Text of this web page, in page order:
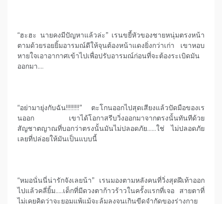
“ฮะฮะ นายคงมีปัญหาแล้วล่ะ” เรนขยี้หัวของชายหนุ่มตรงหน้า
ตามด้วยรอยยิ้มอารมณ์ดีให้จุนต้องหน้าแดงยิ่งกว่าเก่า เขาหอบ
หายใจเอาอากาศเข้าไปเพื่อปรับอารมณ์ก่อนที่จะต้องระเบิดมัน
ออกมา….
“อย่ามายุ่งกับฉัน!!!!!!!!!” ตะโกนออกไปสุดเสียงแล้วปัดมือของเร
นออก เขาได้โอกาสรีบวิ่งออกมาจากตรงนั้นทันทีด้วย
สัญชาตญาณที่บอกว่าตรงนั้นมันไม่ปลอดภัย……ใช่ ไม่ปลอดภัย
เลยที่ปล่อยให้มันเป็นแบบนี้
“หมอนั่นนี่น่ารักจังเลยน้า” เรนมองตามหลังคนที่วิ่งสุดฝีเท้าออก
ไปแล้วคลี่ยิ้ม…..เด็กที่มีดวงตาก้าวร้าวในครั้งแรกที่เจอ สายตาที่
ไม่เคยคิดว่าจะยอมแพ้แม้จะล้มลงจนเกินขีดจำกัดของร่างกาย